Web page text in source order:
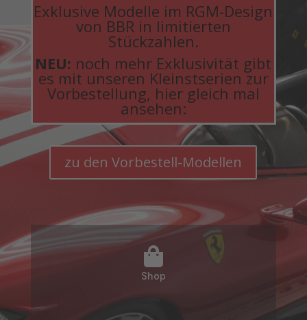
Exklusive Modelle im RGM-Design
von BBR in limitierten
Stückzahlen.
NEU: noch mehr Exklusivität gibt
es mit unseren Kleinstserien zur
Vorbestellung, hier gleich mal
ansehen:
zu den Vorbestell-Modellen

Shop